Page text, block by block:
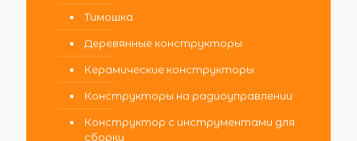
Тимошка
Деревянные конструкторы
Керамические конструкторы
Конструкторы на радиоуправлении
Конструктор с инструментами для
сборки